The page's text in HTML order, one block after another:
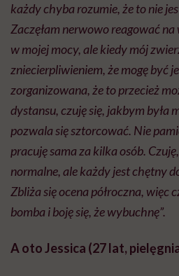
każdy chyba rozumie, że to nie
Zaczęłam nerwowo reagować
w mojej mocy, ale kiedy mój
zniecierpliwieniem, że mogę być
zorganizowana, że to przecież
dystansu, czuję się, jakbym była
pozwala się sztorcować. Nie
pracuję sama za kilka osób.
normalne, ale każdy jest chętny
Zbliża się ocena półroczna, więc
bomba i boję się, że wybuchnę”.
A oto Jessica (27 lat,